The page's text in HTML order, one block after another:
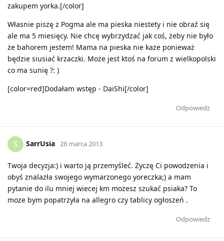
zakupem yorka.[/color]
Własnie piszę z Pogma ale ma pieska niestety i nie obraź się
ale ma 5 miesięcy. Nie chcę wybrzydzać jak coś, żeby nie było
że bahorem jestem! Mama na pieska nie każe ponieważ
będzie siusiać krzaczki. Może jest ktoś na forum z wielkopolski
co ma sunię ?: )
[color=red]Dodałam wstęp - DaiShi[/color]
Odpowiedz
S SarrUsia 28 marca 2013
Twoja decyzja:) i warto ją przemyśleć. Życzę Ci powodzenia i
obyś znalazła swojego wymarzonego yoreczka;) a mam
pytanie do ilu mniej wiecej km możesz szukać psiaka? To
moze bym popatrzyła na allegro czy tablicy ogłoszeń .
Odpowiedz